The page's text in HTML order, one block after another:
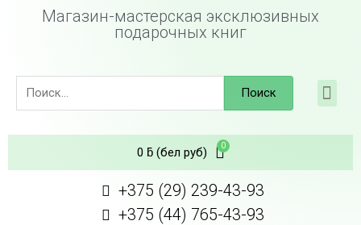
Магазин-мастерская эксклюзивных
подарочных книг
Поиск
0 ƃ(бел руб)
+375 (29) 239-43-93
+375 (44) 765-43-93